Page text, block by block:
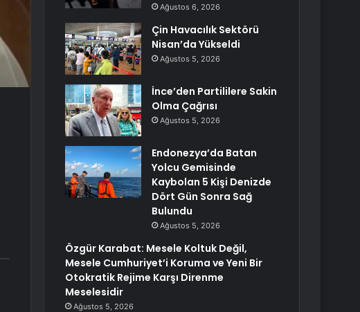
Ağustos 6, 2026
Çin Havacılık Sektörü
Nisan’da Yükseldi
Ağustos 5, 2026
İnce’den Partililere Sakin
Olma Çağrısı
Ağustos 5, 2026
Endonezya’da Batan
Yolcu Gemisinde
Kaybolan 5 Kişi Denizde
Dört Gün Sonra Sağ
Bulundu
Ağustos 5, 2026
Özgür Karabat: Mesele Koltuk Değil,
Mesele Cumhuriyet’i Koruma ve Yeni Bir
Otokratik Rejime Karşı Direnme
Meselesidir
Ağustos 5, 2026